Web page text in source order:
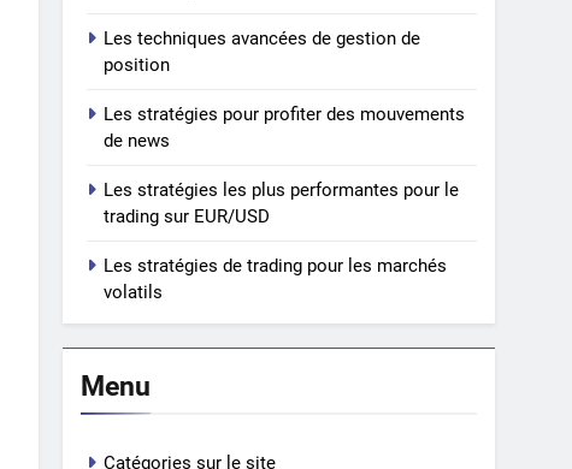
Les techniques avancées de gestion de
position
Les stratégies pour profiter des mouvements
de news
Les stratégies les plus performantes pour le
trading sur EUR/USD
Les stratégies de trading pour les marchés
volatils
Menu
Catégories sur le site